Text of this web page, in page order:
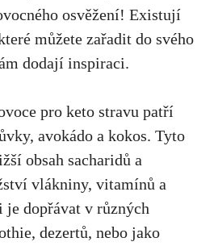
osvěžení! Existují
můžete zařadit do svého
dodají ⁤inspiraci.
pro ‍keto stravu patří
avokádo a kokos. Tyto
obsah ​sacharidů a
vlákniny, vitamínů a
dopřávat v různých
dezertů, nebo jako‌